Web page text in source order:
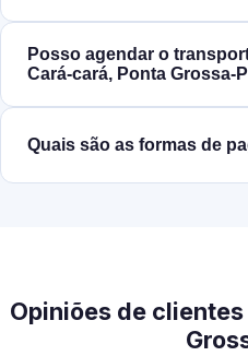
Posso agendar o
Cará-cará, Ponta
Quais são as formas de
Opiniões de